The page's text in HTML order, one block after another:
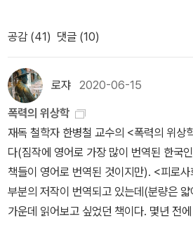
그러나 객관적 폭력은 바로 이 ‘정상적인
객관적인 폭력이 눈에 보이지 않는 이유는
력이라고 지각할 때 바로 그 기준이 돼 주
폭력은 너무도 뚜렷하게 눈에 보이는 주관
리학에서 말하는 악명 높은 ‘암흑물질’과
은 눈에 보이지 않지만, 우리가 폭력을 이
려해야만 한다. 그렇지 않으면 폭력은 단
폭발로만 보일 것이다. p24」 『폭력이란
여주는 것이 바로 이 객관적 폭력이다. 우
살수 없다. 말 그 자체가 이미 폭력이고,
사회주의, 국가, 법, 심지어는 민주주의까
자의 위치로 격상되면 자연 보호 구역에
나 지젝은 결코 이것을 지적하지 않는다.
식대로라면 해결책은 모두 같은 수준의 생
다. 만약, 이 단락으로 비판하고 자 했던 게
까지 차려는 것이었으면 절반쯤은 동의한
씨름했다. 읽기만 하면 어찌나 잠이 잘 오
마구 인용하는데 나는 그 사람들을 모르
스스로 인정한 마르크스주의자로서 약한
정당하다는 결론을 내린다. 300페이지
화와 역사를 종횡으로 누비며 달려간다. 영
니다. 지젝은 우리가 곧 사회주의냐 공산주
하면서 동시에 공산주의적 해결을 피하는
재발명하는 것 뿐이라고 지적합니다. 이를
쟁, 혹은 폭력이 나타나야 한다고 말합니
미에서 지배계급과 지배계급의 국가에 저
으로 방어적입니다. 억압받는 사람들에게,
데, 왜냐하면 이들이 가진 지위가 이들이
문입니다. 지젝은 이러한 이념에 실천적
현실 안에서 찾아내는 것이 중요하며, 생
기적 기능에 주목한다. 공해상에 설정된
량 유통을 특정 권력의 통제 아래 두는 장치
때 폭력은 더 이상 총칼을 동원하지 않는
템의 조건 자체를 규정하는 방식으로 작
꿈한다. 인도주의라는 외양은 오히려 인도
을 시사할 뿐이다.​기술의 영역에서 작동하
단계에 진입했다. 생성형 AI와 거대 테크
인류의 집단적 지식, 곧 ‘일반 지성’을 포
전환하고 있다. 이 과정에서 인간의 사유
원되고, 해석과 판단의 기능은 알고리즘으
에 관련성이 없는 게 있기는 할까? 우리가
해하는 모든 환경과 시스템, 물질과 비물질
있다. 겉보기에 평범하게 회사생활 잘 하
독되고 다단계 사기를 당하거나 사이비 종
유, 나름의 사정이 있다. 링컨 대통령이
고도 1960년대 마틴 루서 킹 주니어 목
연설로 전 세계 사람들에게 공감을 불러
플로이드가 백인 경찰의 무릎에 깔려 숨
다. 링컨의 공화당이 트럼프의 공화당이
히 연결된 구조적인 이유가. 공화당은 기
명적인 요구에 반대하는 입장이었다. 북부
공감 (41) 댓글 (10)
로쟈 2020-06-15
폭력의 위상학
재독 철학자 한병철 교수의 <폭력의 위상
다(짐작에 영어로 가장 많이 번역된 한국
책들이 영어로 번역된 것이지만). <피로
부분의 저작이 번역되고 있는데(분량은
가운데 읽어보고 싶었던 책이다. 몇년 전